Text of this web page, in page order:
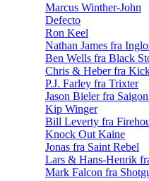
Marcus Winther-John
Defecto
Ron Keel
Nathan James fra
Ben Wells fra Black
Chris & Heber fra
P.J. Farley fra Trixter
Jason Bieler fra
Kip Winger
Bill Leverty fra
Knock Out Kaine
Jonas fra Saint Rebel
Lars & Hans-Henrik
Mark Falcon fra